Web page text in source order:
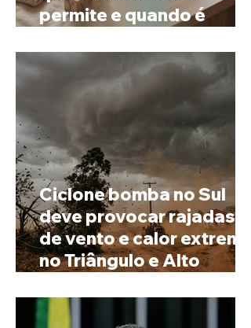
permite e quando é
prenome
Ciclone bomba no Sul
deve provocar rajadas
de vento e calor extremo
no Triângulo e Alto